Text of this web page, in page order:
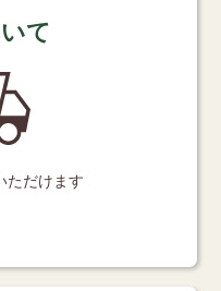
て
ただけます